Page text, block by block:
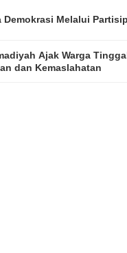
Demokrasi Melalui
Ajak Warga
dan Kemaslahatan